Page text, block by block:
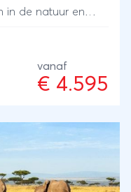
in de natuur en
voor zon, zee
reis vol
natuur en
vanaf
€ 4.595